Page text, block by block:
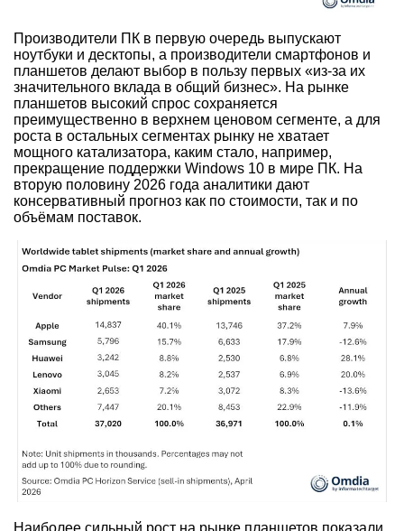
Производители ПК в первую очередь выпускают
ноутбуки и десктопы, а производители смартфонов и
планшетов делают выбор в пользу первых «из-за их
значительного вклада в общий бизнес». На рынке
планшетов высокий спрос сохраняется
преимущественно в верхнем ценовом сегменте, а для
роста в остальных сегментах рынку не хватает
мощного катализатора, каким стало, например,
прекращение поддержки Windows 10 в мире ПК. На
вторую половину 2026 года аналитики дают
консервативный прогноз как по стоимости, так и по
объёмам поставок.
Наиболее сильный рост на рынке планшетов показали